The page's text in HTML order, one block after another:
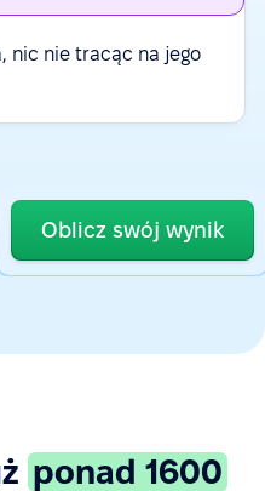
nic nie tracąc na jego
Oblicz swój wynik
ponad 1600